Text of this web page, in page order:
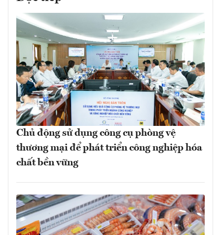
Chủ động sử dụng công cụ phòng vệ
thương mại để phát triển công nghiệp hóa
chất bền vững